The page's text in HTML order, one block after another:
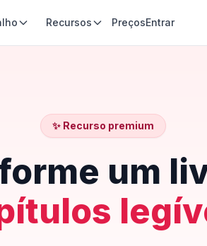
Recursos PreçosEntrar
✨ Recurso premium
um